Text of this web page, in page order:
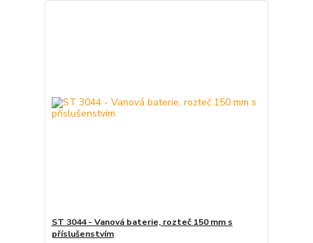
ST 3044 - Vanová baterie, rozteč 150 mm s
příslušenstvím